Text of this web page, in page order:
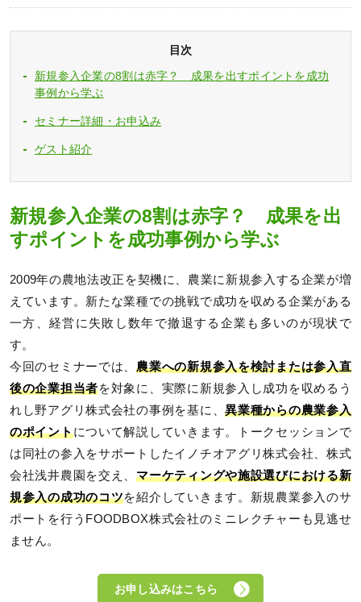
目次
新規参入企業の8割は赤字？ 成果を出すポイントを成功
事例から学ぶ
セミナー詳細・お申込み
ゲスト紹介
新規参入企業の8割は赤字？ 成果を出
すポイントを成功事例から学ぶ
2009年の農地法改正を契機に、農業に新規参入する企業が増
えています。新たな業種での挑戦で成功を収める企業がある
一方、経営に失敗し数年で撤退する企業も多いのが現状で
す。
今回のセミナーでは、農業への新規参入を検討または参入直
後の企業担当者を対象に、実際に新規参入し成功を収めるう
れし野アグリ株式会社の事例を基に、異業種からの農業参入
のポイントについて解説していきます。トークセッションで
は同社の参入をサポートしたイノチオアグリ株式会社、株式
会社浅井農園を交え、マーケティングや施設選びにおける新
規参入の成功のコツを紹介していきます。新規農業参入のサ
ポートを行うFOODBOX株式会社のミニレクチャーも見逃せ
ません。
お申し込みはこちら